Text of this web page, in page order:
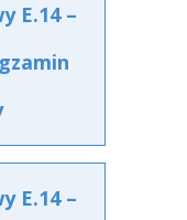
E.14 –
E.14 –